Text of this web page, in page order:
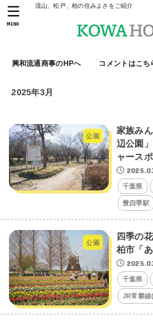
流山、松戸、柏の住みよさをご紹介
興和流通商事のHPへ コメントはこち
MENU
2025年3月
公園
家族み
辺公園
ャース
千葉県
豊四季駅
公園
四季の
柏市「
千葉県
JR常磐線